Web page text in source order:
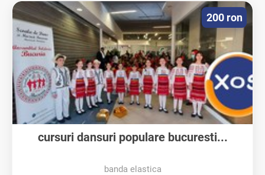
cursuri dansuri populare bucuresti...
banda elastica
200 ron